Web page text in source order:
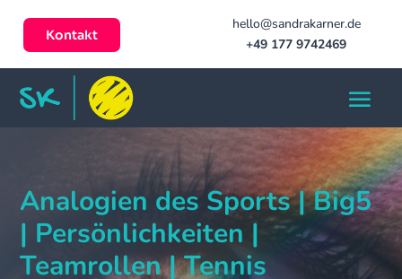
Kontakt
hello@sandrakarner.de
+49 177 9742469
Analogien des Sports | Big5
| Persönlichkeiten |
Teamrollen | Tennis